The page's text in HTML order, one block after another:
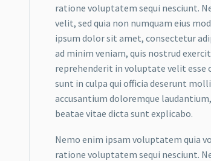
ratione voluptatem sequi nesciunt.
velit, sed quia non numquam eius
ipsum dolor sit amet, consectetur
ad minim veniam, quis nostrud
reprehenderit in voluptate velit esse
sunt in culpa qui officia deserunt
accusantium doloremque
beatae vitae dicta sunt explicabo.
Nemo enim ipsam voluptatem quia
ratione voluptatem sequi nesciunt.